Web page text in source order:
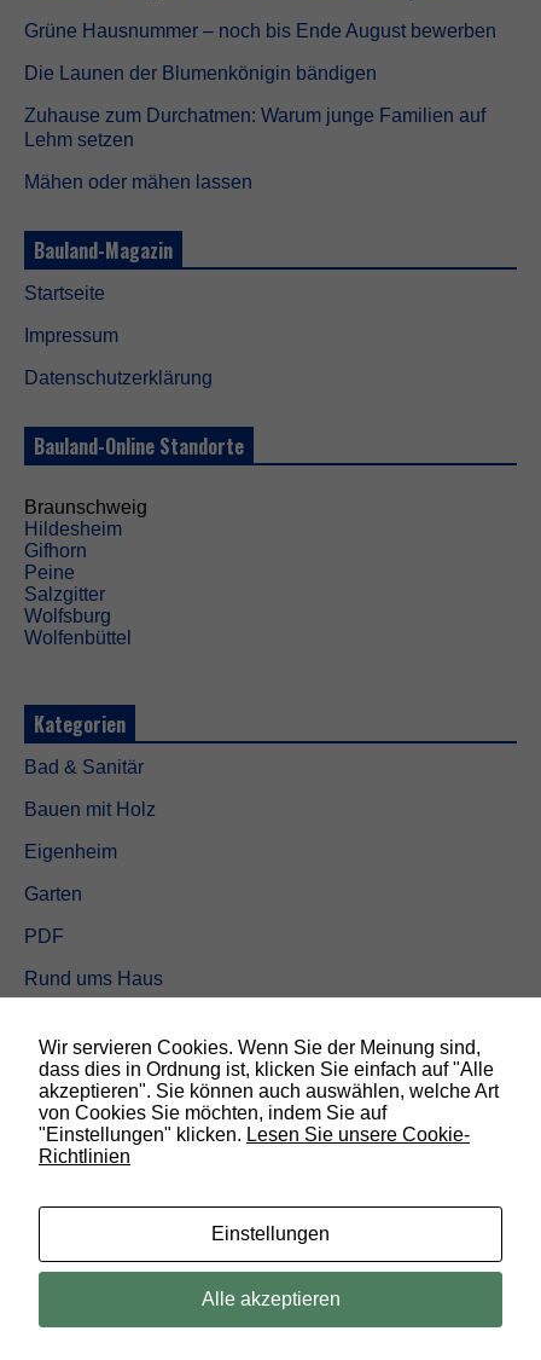
Grüne Hausnummer – noch bis Ende August bewerben
Die Launen der Blumenkönigin bändigen
Zuhause zum Durchatmen: Warum junge Familien auf
Lehm setzen
Mähen oder mähen lassen
Bauland-Magazin
Startseite
Impressum
Datenschutzerklärung
Bauland-Online Standorte
Braunschweig
Hildesheim
Gifhorn
Peine
Salzgitter
Wolfsburg
Wolfenbüttel
Kategorien
Bad & Sanitär
Bauen mit Holz
Eigenheim
Garten
PDF
Rund ums Haus
Sicherheit
SUCHEN
© 2019 Bauland Magazin Braunschweig, Peine & Wolfsburg. All rights
Wir servieren Cookies. Wenn Sie der Meinung sind,
dass dies in Ordnung ist, klicken Sie einfach auf "Alle
akzeptieren". Sie können auch auswählen, welche Art
von Cookies Sie möchten, indem Sie auf
"Einstellungen" klicken. Lesen Sie unsere Cookie-
Richtlinien
Einstellungen
Alle akzeptieren
t
w
e
n
d
i
g